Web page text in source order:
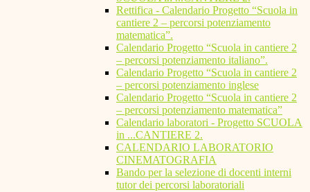
Rettifica - Calendario Progetto “Scuola in
cantiere 2 – percorsi potenziamento
matematica”.
Calendario Progetto “Scuola in cantiere 2
– percorsi potenziamento italiano”.
Calendario Progetto “Scuola in cantiere 2
– percorsi potenziamento inglese
Calendario Progetto “Scuola in cantiere 2
– percorsi potenziamento matematica”
Calendario laboratori - Progetto SCUOLA
in ...CANTIERE 2.
CALENDARIO LABORATORIO
CINEMATOGRAFIA
Bando per la selezione di docenti interni
tutor dei percorsi laboratoriali